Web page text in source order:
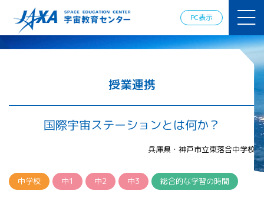
PC表示
ミー
ロスペース
情報の発
信
宇宙を活用
した教育実
践例
体験的学
習機会の
提供（国
際）
授業連携
国際宇宙ステーションとは何か？
兵庫県・神戸市立東落合中学校
中学校 中1 中2 中3 総合的な学習の時間